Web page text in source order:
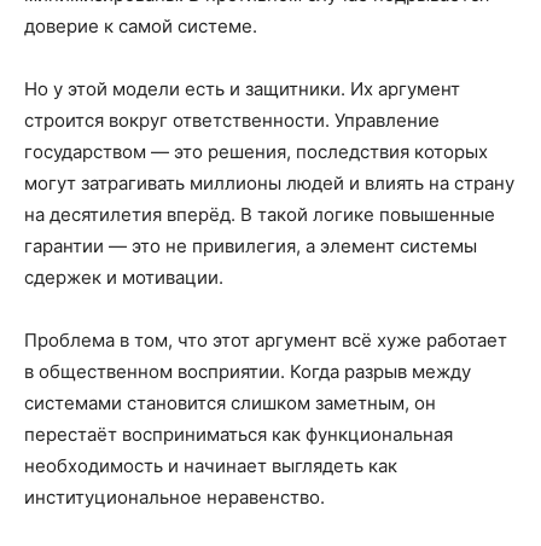
доверие к самой системе.
Но у этой модели есть и защитники. Их аргумент
строится вокруг ответственности. Управление
государством — это решения, последствия которых
могут затрагивать миллионы людей и влиять на страну
на десятилетия вперёд. В такой логике повышенные
гарантии — это не привилегия, а элемент системы
сдержек и мотивации.
Проблема в том, что этот аргумент всё хуже работает
в общественном восприятии. Когда разрыв между
системами становится слишком заметным, он
перестаёт восприниматься как функциональная
необходимость и начинает выглядеть как
институциональное неравенство.